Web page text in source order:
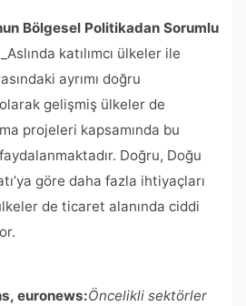
Bölgesel Politikadan Sorumlu
_Aslında katılımcı ülkeler ile
ayrımı doğru
gelişmiş ülkeler de
projeleri kapsamında bu
Doğru, Doğu
göre daha fazla ihtiyaçları
de ticaret alanında ciddi
euronews:Öncelikli sektörler